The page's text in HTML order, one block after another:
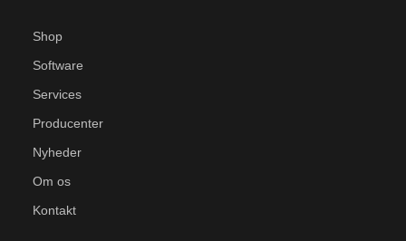
Shop
Software
Services
Producenter
Nyheder
Om os
Kontakt